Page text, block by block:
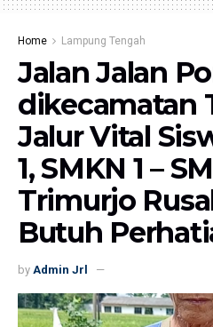
Home Lampung Tengah
Jalan Jalan
dikecamatan
Jalur Vital
1, SMKN 1 –
Trimurjo
Butuh
by Admin Jrl